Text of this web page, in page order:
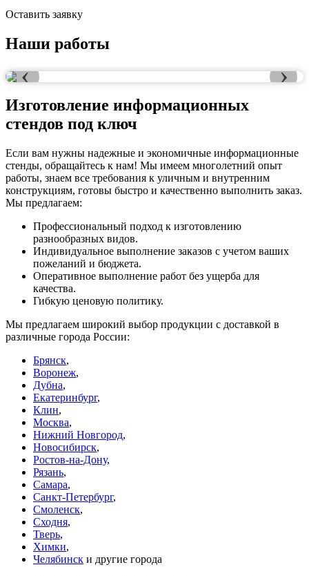
Оставить заявку
Наши работы
‹ ›
• • •
Изготовление информационных
стендов под ключ
Если вам нужны надежные и экономичные информационные
стенды, обращайтесь к нам! Мы имеем многолетний опыт
работы, знаем все требования к уличным и внутренним
конструкциям, готовы быстро и качественно выполнить заказ.
Мы предлагаем:
Профессиональный подход к изготовлению
разнообразных видов.
Индивидуальное выполнение заказов с учетом ваших
пожеланий и бюджета.
Оперативное выполнение работ без ущерба для
качества.
Гибкую ценовую политику.
Мы предлагаем широкий выбор продукции с доставкой в
различные города России:
Брянск,
Воронеж,
Дубна,
Екатеринбург,
Клин,
Москва,
Нижний Новгород,
Новосибирск,
Ростов-на-Дону,
Рязань,
Самара,
Санкт-Петербург,
Смоленск,
Сходня,
Тверь,
Химки,
Челябинск и другие города